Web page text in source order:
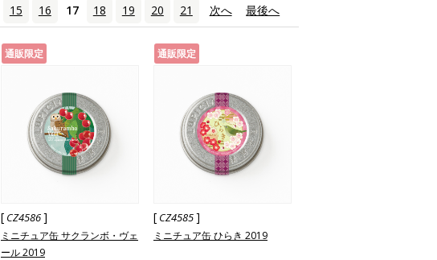
15 16 17 18 19 20 21 次へ 最後へ
通販限定
[ CZ4586]
ミニチュア缶 サクランボ・ヴェ
ール 2019
通販限定
[ CZ4585]
ミニチュア缶 ひらき 2019